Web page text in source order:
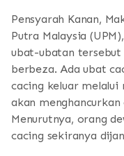
Pensyarah Kanan,
Putra Malaysia
ubat-ubatan tersebut
berbeza. Ada ubat
cacing keluar melalui
akan
Menurutnya, orang
cacing sekiranya